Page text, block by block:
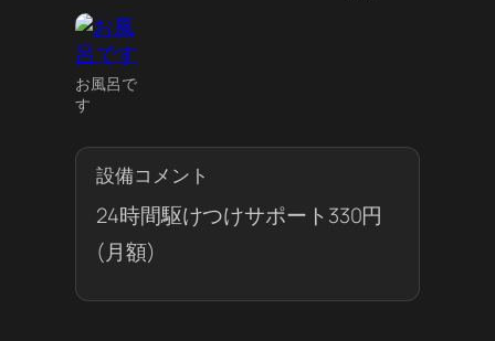
お風呂で
す
設備コメント
24時間駆けつけサポート330円
(月額)